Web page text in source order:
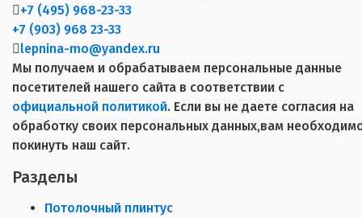
+7 (495) 968-23-33
+7 (903) 968 23-33
lepnina-mo@yandex.ru
Мы получаем и обрабатываем персональные данные
посетителей нашего сайта в соответствии с
официальной политикой. Если вы не даете согласия на
обработку своих персональных данных,вам
покинуть наш сайт.
Разделы
Потолочный плинтус